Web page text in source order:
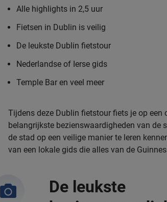
Alle highlights in 2,5 uur
Fietsen in Dublin is veilig
De leukste Dublin fietstour
Nederlandse of Ierse gids
Temple Bar en veel meer
Tijdens deze Dublin fietstour fiets je op een
belangrijkste bezienswaardigheden van de
de stad op een veilige manier te leren
van een lokale gids die alles van de
De leukste